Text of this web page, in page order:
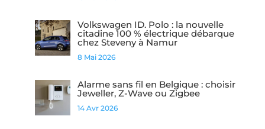
Volkswagen ID. Polo : la nouvelle
citadine 100 % électrique débarque
chez Steveny à Namur
8 Mai 2026
Alarme sans fil en Belgique : choisir
Jeweller, Z-Wave ou Zigbee
14 Avr 2026